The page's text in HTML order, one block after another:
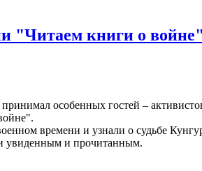
"Читаем книги о
особенных гостей –
времени и узнали о судьбе
увиденным и прочитанным.